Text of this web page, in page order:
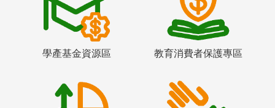
學產基金資源區 教育消費者保護專區